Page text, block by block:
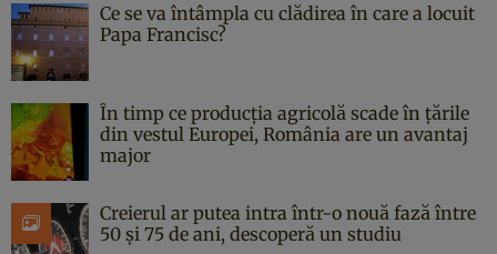
Ce se va întâmpla cu clădirea în care a locuit
Papa Francisc?
În timp ce producția agricolă scade în țările
din vestul Europei, România are un avantaj
major
Creierul ar putea intra într-o nouă fază între
50 și 75 de ani, descoperă un studiu